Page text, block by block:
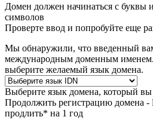
Домен должен начинаться с буквы
символов
Проверте ввод и попробуйте еще
Мы обнаружили, что введенный
международным доменным
выберите желаемый язык домена.
Выберите язык домена, который вы
Продолжить регистрацию домена -
продлить* на 1 год